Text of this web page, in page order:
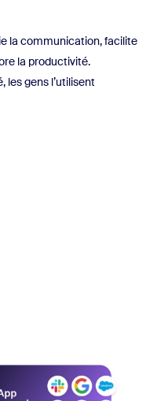
la communication, facilite
la productivité.
les gens l’utilisent